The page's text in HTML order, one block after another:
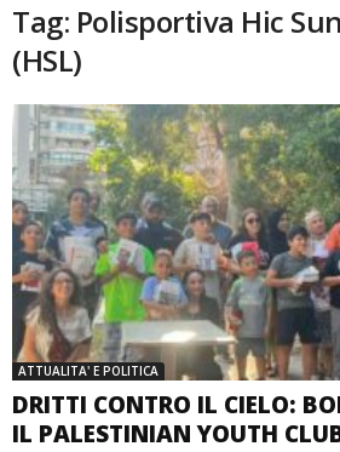
Tag: Polisportiva Hic
(HSL)
ATTUALITA' E POLITICA
DRITTI CONTRO IL CIELO:
IL PALESTINIAN YOUTH